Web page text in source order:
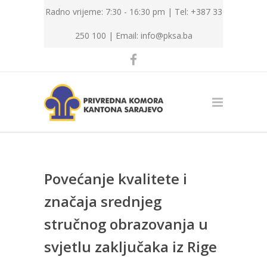
Radno vrijeme: 7:30 - 16:30 pm | Tel: +387 33
250 100 | Email: info@pksa.ba
Povećanje kvalitete i
značaja srednjeg
stručnog obrazovanja u
svjetlu zaključaka iz Rige